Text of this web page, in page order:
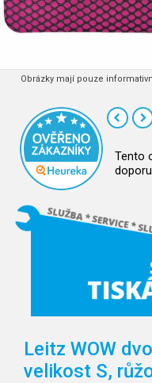
Obrázky mají pouze
Tento
Leitz WOW
velikost S,